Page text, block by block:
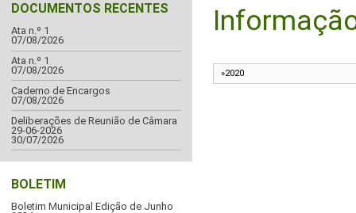
DOCUMENTOS RECENTES
Ata n.º 1
07/08/2026
Ata n.º 1
07/08/2026
Caderno de Encargos
07/08/2026
Deliberações de Reunião de Câmara
29-06-2026
30/07/2026
BOLETIM
Boletim Municipal Edição de Junho